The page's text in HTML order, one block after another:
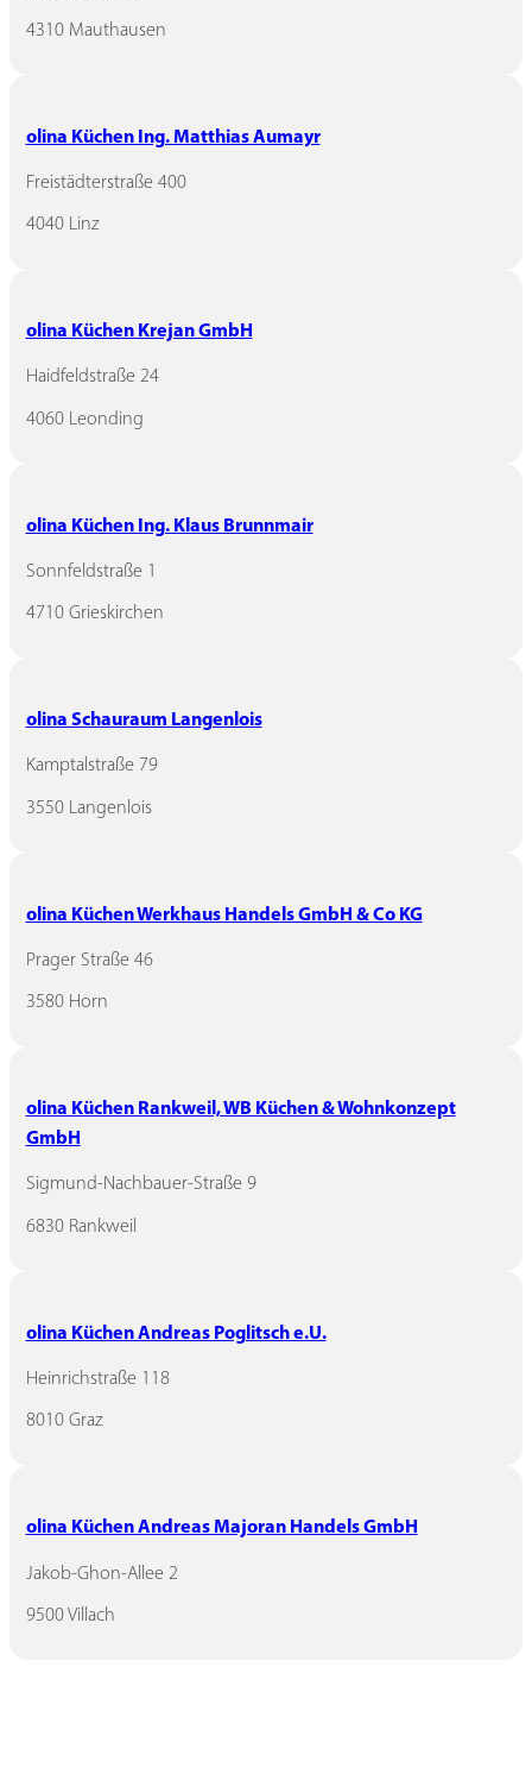
4310 Mauthausen
olina Küchen Ing. Matthias Aumayr
Freistädterstraße 400
4040 Linz
olina Küchen Krejan GmbH
Haidfeldstraße 24
4060 Leonding
olina Küchen Ing. Klaus Brunnmair
Sonnfeldstraße 1
4710 Grieskirchen
olina Schauraum Langenlois
Kamptalstraße 79
3550 Langenlois
olina Küchen Werkhaus Handels GmbH & Co KG
Prager Straße 46
3580 Horn
olina Küchen Rankweil, WB Küchen & Wohnkonzept
GmbH
Sigmund-Nachbauer-Straße 9
6830 Rankweil
olina Küchen Andreas Poglitsch e.U.
Heinrichstraße 118
8010 Graz
olina Küchen Andreas Majoran Handels GmbH
Jakob-Ghon-Allee 2
9500 Villach